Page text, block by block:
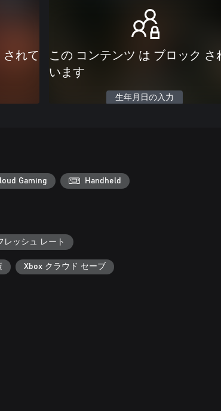
されて
この コンテンツ は ブロック さ
います
生年月日の入力
Gaming Handheld
レッシュ レート
Xbox クラウド セーブ